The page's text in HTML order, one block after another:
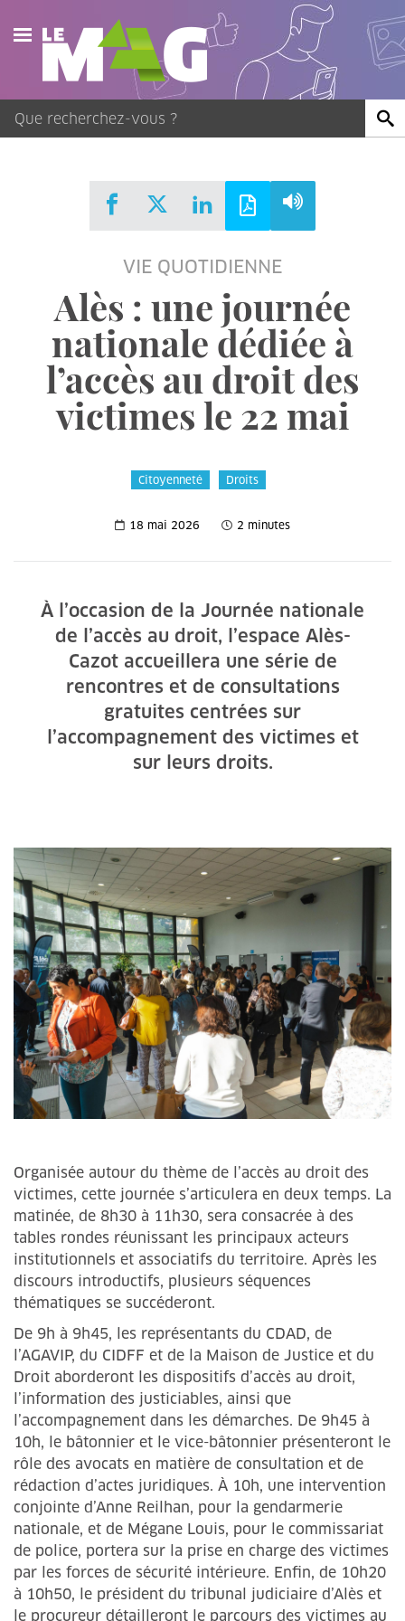
Actualités
Agenda
Publications
VIE QUOTIDIENNE
Alès : une journée
nationale dédiée à
l’accès au droit des
victimes le 22 mai
Citoyenneté Droits
18 mai 2026 2 minutes
À l’occasion de la Journée nationale
de l’accès au droit, l’espace Alès-
Cazot accueillera une série de
rencontres et de consultations
gratuites centrées sur
l’accompagnement des victimes et
sur leurs droits.
Organisée autour du thème de l’accès au droit des
victimes, cette journée s’articulera en deux temps. La
matinée, de 8h30 à 11h30, sera consacrée à des
tables rondes réunissant les principaux acteurs
institutionnels et associatifs du territoire. Après les
discours introductifs, plusieurs séquences
thématiques se succéderont.
De 9h à 9h45, les représentants du CDAD, de
l’AGAVIP, du CIDFF et de la Maison de Justice et du
Droit aborderont les dispositifs d’accès au droit,
l’information des justiciables, ainsi que
l’accompagnement dans les démarches. De 9h45 à
10h, le bâtonnier et le vice-bâtonnier présenteront le
rôle des avocats en matière de consultation et de
rédaction d’actes juridiques. À 10h, une intervention
conjointe d’Anne Reilhan, pour la gendarmerie
nationale, et de Mégane Louis, pour le commissariat
de police, portera sur la prise en charge des victimes
par les forces de sécurité intérieure. Enfin, de 10h20
à 10h50, le président du tribunal judiciaire d’Alès et
le procureur détailleront le parcours des victimes au